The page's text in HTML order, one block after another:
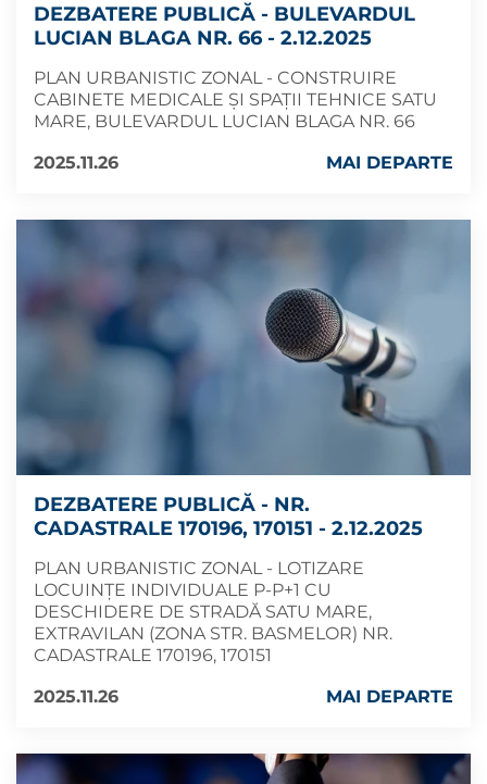
DEZBATERE PUBLICĂ - BULEVARDUL
LUCIAN BLAGA NR. 66 - 2.12.2025
PLAN URBANISTIC ZONAL - CONSTRUIRE
CABINETE MEDICALE ȘI SPAȚII TEHNICE SATU
MARE, BULEVARDUL LUCIAN BLAGA NR. 66
2025.11.26
MAI DEPARTE
DEZBATERE PUBLICĂ - NR.
CADASTRALE 170196, 170151 - 2.12.2025
PLAN URBANISTIC ZONAL - LOTIZARE
LOCUINȚE INDIVIDUALE P-P+1 CU
DESCHIDERE DE STRADĂ SATU MARE,
EXTRAVILAN (ZONA STR. BASMELOR) NR.
CADASTRALE 170196, 170151
2025.11.26
MAI DEPARTE